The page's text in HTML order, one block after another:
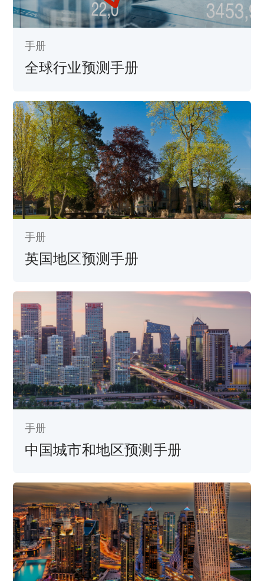
手册
全球行业预测手册
手册
英国地区预测手册
手册
中国城市和地区预测手册